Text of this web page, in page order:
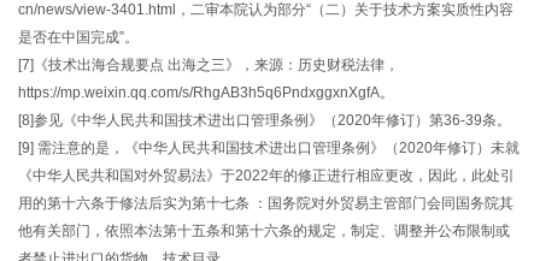
cn/news/view-3401.html，二审本院认为部分“（二）关于技术方案实质性内容
是否在中国完成”。
[7]《技术出海合规要点 出海之三》，来源：历史财税法律，
https://mp.weixin.qq.com/s/RhgAB3h5q6PndxggxnXgfA。
[8]参见《中华人民共和国技术进出口管理条例》（2020年修订）第36-39条。
[9] 需注意的是，《中华人民共和国技术进出口管理条例》（2020年修订）未就
《中华人民共和国对外贸易法》于2022年的修正进行相应更改，因此，此处引
用的第十六条于修法后实为第十七条 ：国务院对外贸易主管部门会同国务院其
他有关部门，依照本法第十五条和第十六条的规定，制定、调整并公布限制或